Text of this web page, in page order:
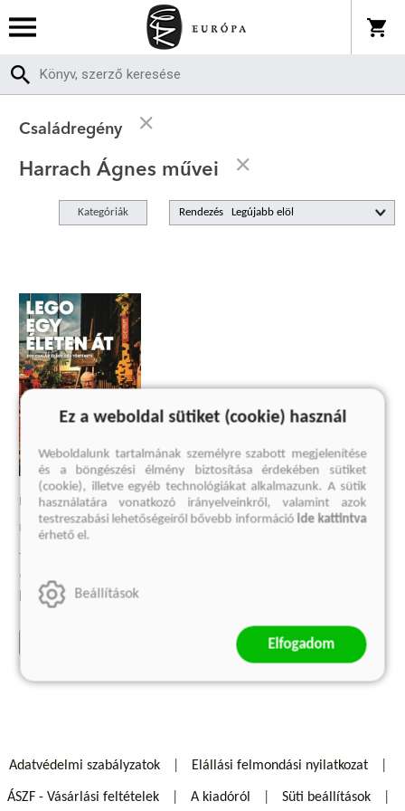
Családregény
Harrach Ágnes művei
Kategóriák Rendezés
LEGO EGY ÉLETEN ÁT
Egy család és egy cég története
Jens Andersen
9 749 Ft
Eredeti ár:12 999 Ft
Adatvédelmi szabályzatok Elállási felmondási nyilatkozat
ÁSZF - Vásárlási feltételek A kiadóról Süti beállítások
Ez a weboldal sütiket (cookie) használ
Weboldalunk tartalmának személyre szabott megjelenítése
és a böngészési élmény biztosítása érdekében sütiket
(cookie), illetve egyéb technológiákat alkalmazunk. A sütik
használatára vonatkozó irányelveinkről, valamint azok
testreszabási lehetőségeiről bővebb információ ide kattintva
érhető el.
Beállítások
Elfogadom